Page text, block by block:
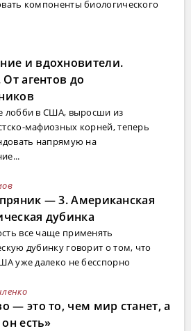
компоненты биологического
и вдохновители.
От агентов до
лобби в США, выросши из
мафиозных корней, теперь
напрямую на
— 3. Американская
дубинка
все чаще применять
дубинку говорит о том, что
уже далеко не бесспорно
— это то, чем мир станет, а
есть»